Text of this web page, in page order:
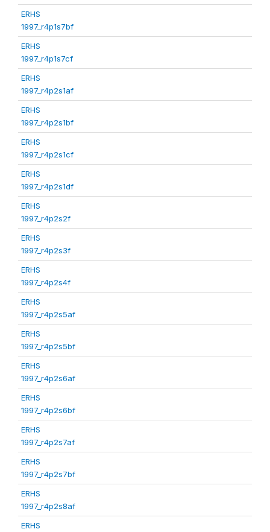
ERHS
1997_r4p1s7bf
ERHS
1997_r4p1s7cf
ERHS
1997_r4p2s1af
ERHS
1997_r4p2s1bf
ERHS
1997_r4p2s1cf
ERHS
1997_r4p2s1df
ERHS
1997_r4p2s2f
ERHS
1997_r4p2s3f
ERHS
1997_r4p2s4f
ERHS
1997_r4p2s5af
ERHS
1997_r4p2s5bf
ERHS
1997_r4p2s6af
ERHS
1997_r4p2s6bf
ERHS
1997_r4p2s7af
ERHS
1997_r4p2s7bf
ERHS
1997_r4p2s8af
ERHS